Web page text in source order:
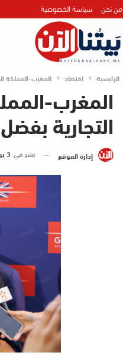
من نحن سياسة الخصوصية
الرئيسية اقتصاد المغرب-المملكة
المغرب-
التجارية
إدارة الموقع نشر في 3 يونيو 2026 الساعة 13 و 55 دقيقة